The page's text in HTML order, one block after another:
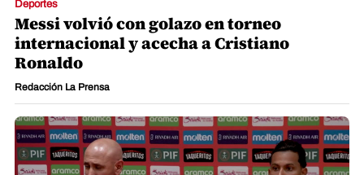
Deportes
Messi volvió con golazo en torneo
internacional y acecha a Cristiano
Ronaldo
Redacción La Prensa